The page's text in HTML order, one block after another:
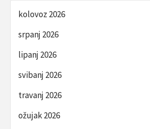
kolovoz 2026
srpanj 2026
lipanj 2026
svibanj 2026
travanj 2026
ožujak 2026